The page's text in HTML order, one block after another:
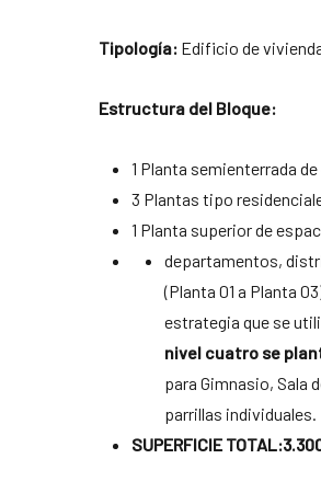
Tipología: Edificio de
Estructura del Bloque:
1 Planta semienterrada
3 Plantas tipo
1 Planta superior de
departamentos,
(Planta 01 a Planta
estrategia que se
nivel cuatro se
para Gimnasio, Sala
parrillas individuales.
SUPERFICIE